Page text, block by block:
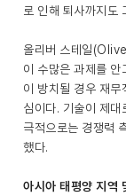
로 인해 퇴사까지도
올리버 스테일
이 수많은 과제를
이 방치될 경우 재무
심이다. 기술이 제
극적으로는 경쟁력
했다.
아시아 태평양 지역